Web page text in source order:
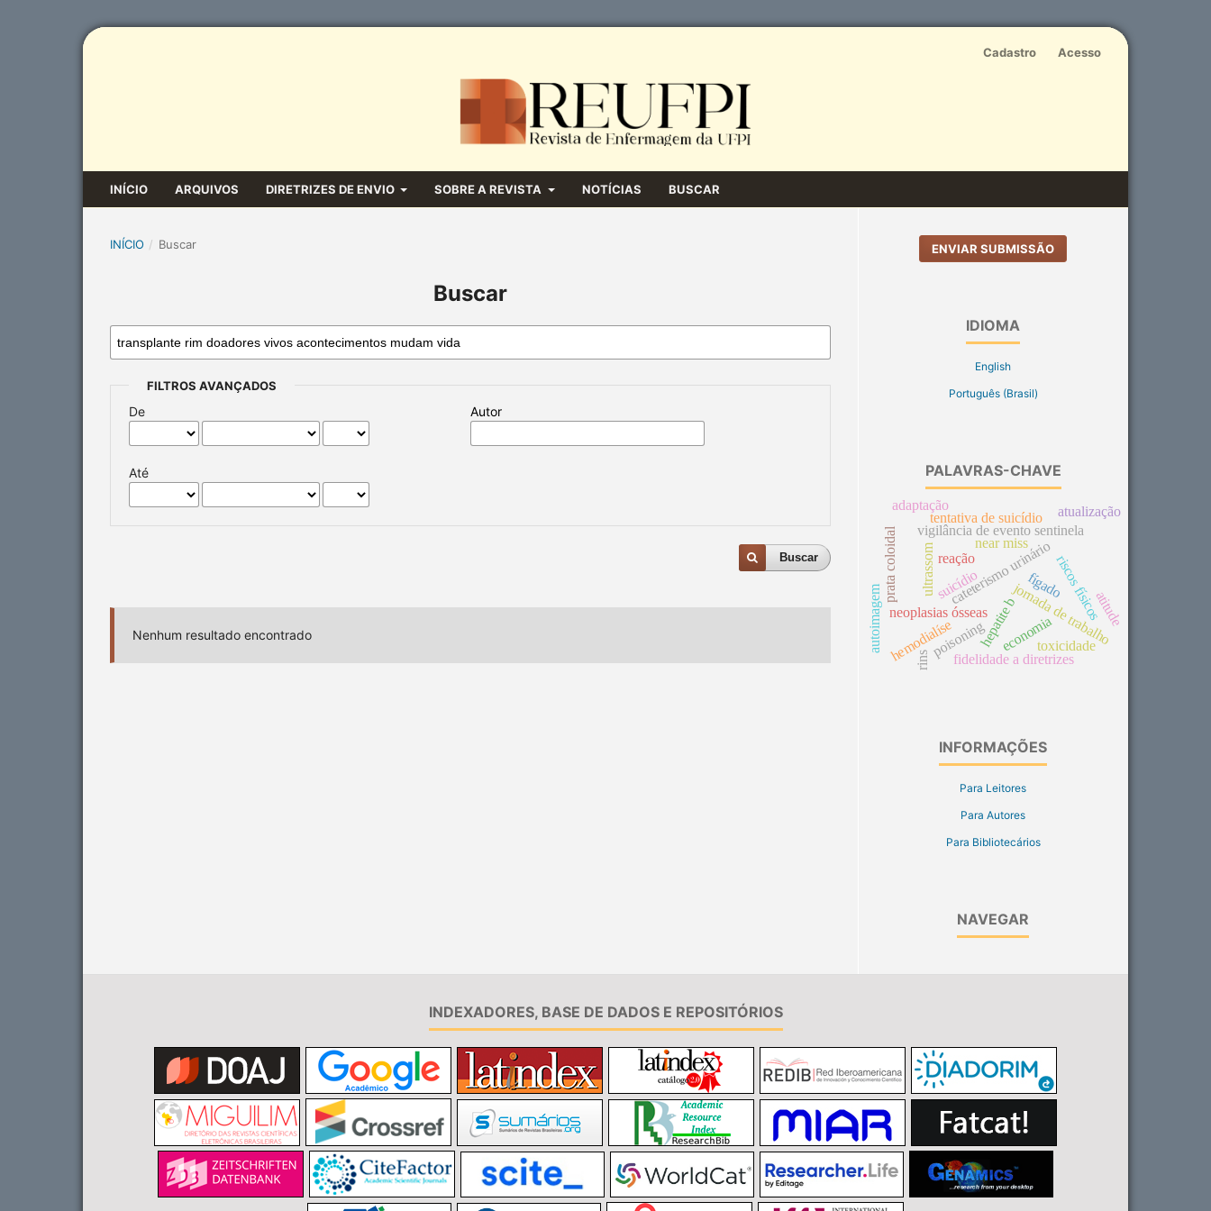
INÍCIO ARQUIVOS DIRETRIZES DE ENVIO SOBRE A REVISTA NOTÍCIAS BUSCAR
Cadastro Acesso
INÍCIO / Buscar
Buscar
FILTROS AVANÇADOS
De
Até
Autor
Buscar
Nenhum resultado encontrado
ENVIAR SUBMISSÃO
IDIOMA
English
Português (Brasil)
PALAVRAS-CHAVE
hepatite b
neoplasias ósseas
poisoning
ultrassom cateterismo urinário
near miss
vigilância de evento sentinela
fidelidade a diretrizes
jornada de trabalho
riscos físicos
autoimagem economia
suicídio
tentativa de suicídio
reação
prata coloidal
hemodialíse toxicidade
fígado
rins
adaptação atualização
atitude
INFORMAÇÕES
Para Leitores
Para Autores
Para Bibliotecários
NAVEGAR
INDEXADORES, BASE DE DADOS E REPOSITÓRIOS